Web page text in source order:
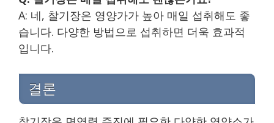
A: 네, 찰기장은 영양가가 높아 매일 섭취해도 좋
습니다. 다양한 방법으로 섭취하면 더욱 효과적
입니다.
결론